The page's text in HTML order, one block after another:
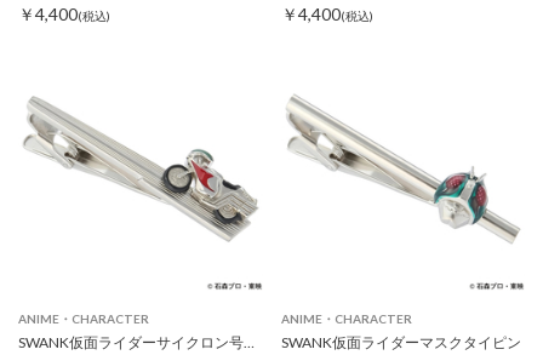
￥4,400(税込) ￥4,400(税込)
ANIME・CHARACTER
SWANK仮面ライダーサイクロン号タイピン
ANIME・CHARACTER
SWANK仮面ライダーマスクタイピン